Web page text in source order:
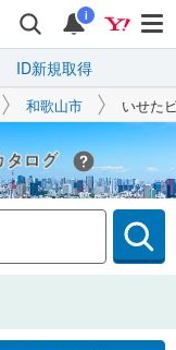
i
ID新規取得
和歌山市 いせた
Yahoo!不動産